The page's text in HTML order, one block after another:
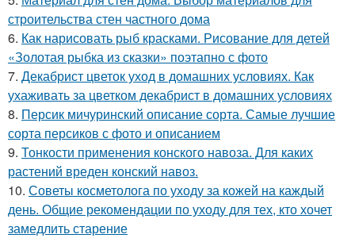
строительства стен частного дома
6. Как нарисовать рыб красками. Рисование для детей
«Золотая рыбка из сказки» поэтапно с фото
7. Декабрист цветок уход в домашних условиях. Как
ухаживать за цветком декабрист в домашних условиях
8. Персик мичуринский описание сорта. Самые лучшие
сорта персиков с фото и описанием
9. Тонкости применения конского навоза. Для каких
растений вреден конский навоз.
10. Советы косметолога по уходу за кожей на каждый
день. Общие рекомендации по уходу для тех, кто хочет
замедлить старение